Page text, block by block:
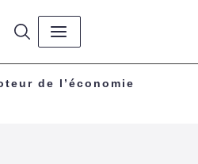
de l’économie